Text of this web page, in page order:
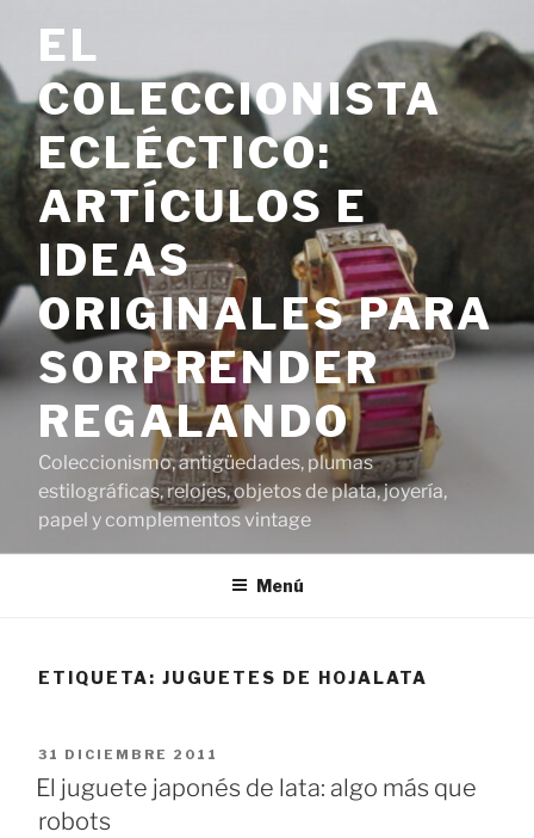
contenido
EL
COLECCIONISTA
ECLÉCTICO:
ARTÍCULOS E
IDEAS
ORIGINALES PARA
SORPRENDER
REGALANDO
Coleccionismo, antigüedades, plumas
estilográficas, relojes, objetos de plata, joyería,
papel y complementos vintage
Menú
ETIQUETA: JUGUETES DE HOJALATA
PUBLICADO
EL
31 DICIEMBRE 2011
El juguete japonés de lata: algo más que
robots